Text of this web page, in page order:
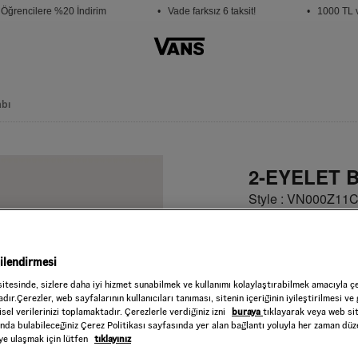
%20 İndirim • Vade farksız 6 taksit! • 1000 TL
2-EYELET
Style :
Seçiniz
sizlere daha iyi hizmet sunabilmek ve kullanımı kolaylaştırabilmek amacıyla
web sayfalarının kullanıcıları tanıması, sitenin içeriğinin iyileştirilmesi
verilerinizi toplamaktadır. Çerezlerle verdiğiniz izni
buraya tıklayarak veya web
bulabileceğiniz Çerez Politikası sayfasında yer alan bağlantı yoluyla her zaman
ulaşmak için lütfen tıklayınız